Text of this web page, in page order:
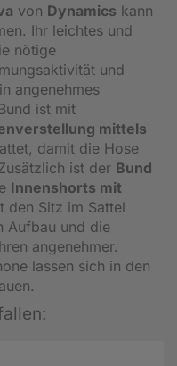
von Dynamics kann
Ihr leichtes und
nötige
und
angenehmes
ist mit
mittels
damit die Hose
ist der Bund
Innenshorts mit
den Sitz im Sattel
Aufbau und die
angenehmer.
lassen sich in den